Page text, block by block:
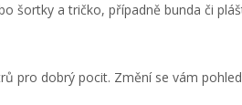
šortky a tričko, případně bunda či
pro dobrý pocit. Změní se vám